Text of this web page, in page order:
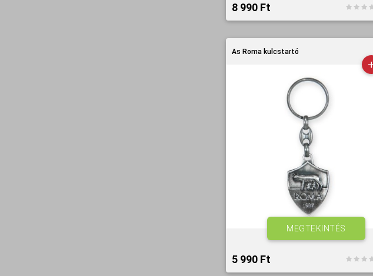
8 990 Ft‎
As Roma kulcstartó
5 990 Ft‎
MEGTEKINTÉS